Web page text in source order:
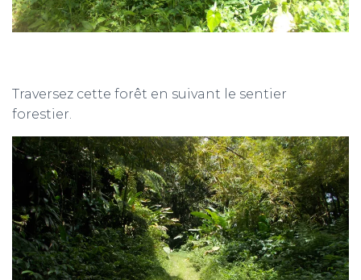
Traversez cette forêt en suivant le sentier
forestier.